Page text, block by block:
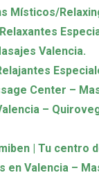
Místicos/
Valencia.
Center –
–
| Tu centro
en Valencia –